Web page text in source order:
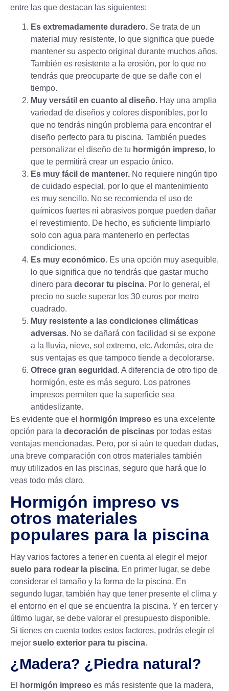
entre las que destacan las siguientes:
Es extremadamente duradero. Se trata de un
material muy resistente, lo que significa que puede
mantener su aspecto original durante muchos años.
También es resistente a la erosión, por lo que no
tendrás que preocuparte de que se dañe con el
tiempo.
Muy versátil en cuanto al diseño. Hay una amplia
variedad de diseños y colores disponibles, por lo
que no tendrás ningún problema para encontrar el
diseño perfecto para tu piscina. También puedes
personalizar el diseño de tu hormigón impreso, lo
que te permitirá crear un espacio único.
Es muy fácil de mantener. No requiere ningún tipo
de cuidado especial, por lo que el mantenimiento
es muy sencillo. No se recomienda el uso de
químicos fuertes ni abrasivos porque pueden dañar
el revestimiento. De hecho, es suficiente limpiarlo
solo con agua para mantenerlo en perfectas
condiciones.
Es muy económico. Es una opción muy asequible,
lo que significa que no tendrás que gastar mucho
dinero para decorar tu piscina. Por lo general, el
precio no suele superar los 30 euros por metro
cuadrado.
Muy resistente a las condiciones climáticas
adversas. No se dañará con facilidad si se expone
a la lluvia, nieve, sol extremo, etc. Además, otra de
sus ventajas es que tampoco tiende a decolorarse.
Ofrece gran seguridad . A diferencia de otro tipo de
hormigón, este es más seguro. Los patrones
impresos permiten que la superficie sea
antideslizante.
Es evidente que el
hormigón impreso es una excelente
opción para la decoración de piscinas por todas estas
ventajas mencionadas. Pero, por si aún te quedan dudas,
una breve comparación con otros materiales también
muy utilizados en las piscinas, seguro que hará que lo
veas todo más claro.
Hormigón impreso vs
otros materiales
populares para la piscina
Hay varios factores a tener en cuenta al elegir el mejor
suelo para rodear la piscina. En primer lugar, se debe
considerar el tamaño y la forma de la piscina. En
segundo lugar, también hay que tener presente el clima y
el entorno en el que se encuentra la piscina. Y en tercer y
último lugar, se debe valorar el presupuesto disponible.
Si tienes en cuenta todos estos factores, podrás elegir el
mejor suelo exterior para tu piscina.
¿Madera? ¿Piedra natural?
El hormigón impreso es más resistente que la madera,